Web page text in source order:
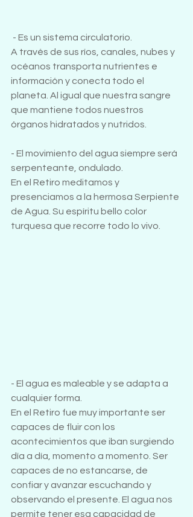
- Es un sistema circulatorio.
A través de sus ríos, canales, nubes y
océanos transporta nutrientes e
información y conecta todo el
planeta. Al igual que nuestra sangre
que mantiene todos nuestros
órganos hidratados y nutridos.
- El movimiento del agua siempre será
serpenteante, ondulado.
En el Retiro meditamos y
presenciamos a la hermosa Serpiente
de Agua. Su espíritu bello color
turquesa que recorre todo lo vivo.
- El agua es maleable y se adapta a
cualquier forma.
En el Retiro fue muy importante ser
capaces de fluir con los
acontecimientos que iban surgiendo
día a día, momento a momento. Ser
capaces de no estancarse, de
confiar y avanzar escuchando y
observando el presente. El agua nos
permite tener esa capacidad de